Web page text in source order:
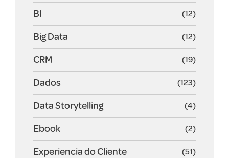
BI (12)
Big Data (12)
CRM (19)
Dados (123)
Data Storytelling (4)
Ebook (2)
Experiencia do Cliente (51)